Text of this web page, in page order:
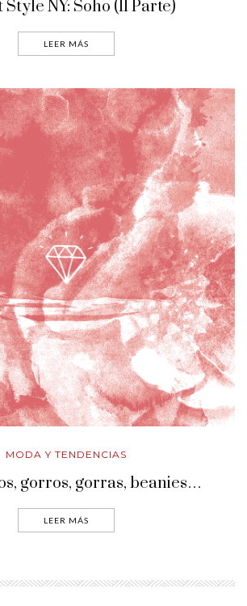
NY: Soho (II Parte)
LEER MÁS
MODA Y TENDENCIAS
gorros, gorras, beanies…
LEER MÁS